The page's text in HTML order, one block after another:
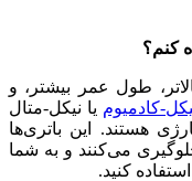
طول عمر بیشتر، و
کادمیوم یا نیکل-متال
هستند. این باتری‌ها
می‌کنند و به شما
کنید.